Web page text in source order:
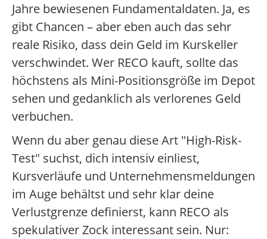
Jahre bewiesenen Fundamentaldaten. Ja, es
gibt Chancen – aber eben auch das sehr
reale Risiko, dass dein Geld im Kurskeller
verschwindet. Wer RECO kauft, sollte das
höchstens als Mini-Positionsgröße im Depot
sehen und gedanklich als verlorenes Geld
verbuchen.
Wenn du aber genau diese Art "High-Risk-
Test" suchst, dich intensiv einliest,
Kursverläufe und Unternehmensmeldungen
im Auge behältst und sehr klar deine
Verlustgrenze definierst, kann RECO als
spekulativer Zock interessant sein. Nur: